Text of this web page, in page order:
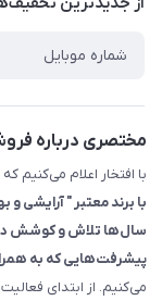
کرمانشاه ، بلوار نوبهار ، بین کوی
مختصری درباره
با افتخار اعلام می‌کنیم که
با برند معتبر " آرایشی و
سال‌ها تلاش و کوشش در
پیشرفت‌هایی که به
می‌کنیم. از ابتدای